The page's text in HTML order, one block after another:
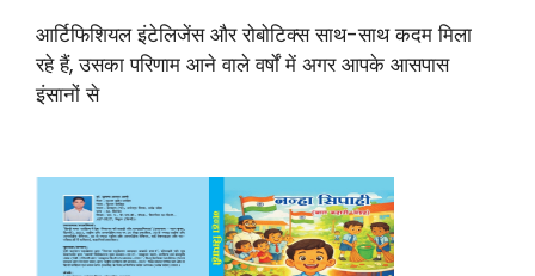
आर्टिफिशियल इंटेलिजेंस और रोबोटिक्स साथ-साथ कदम मिला
रहे हैं, उसका परिणाम आने वाले वर्षों में अगर आपके आसपास
इंसानों से